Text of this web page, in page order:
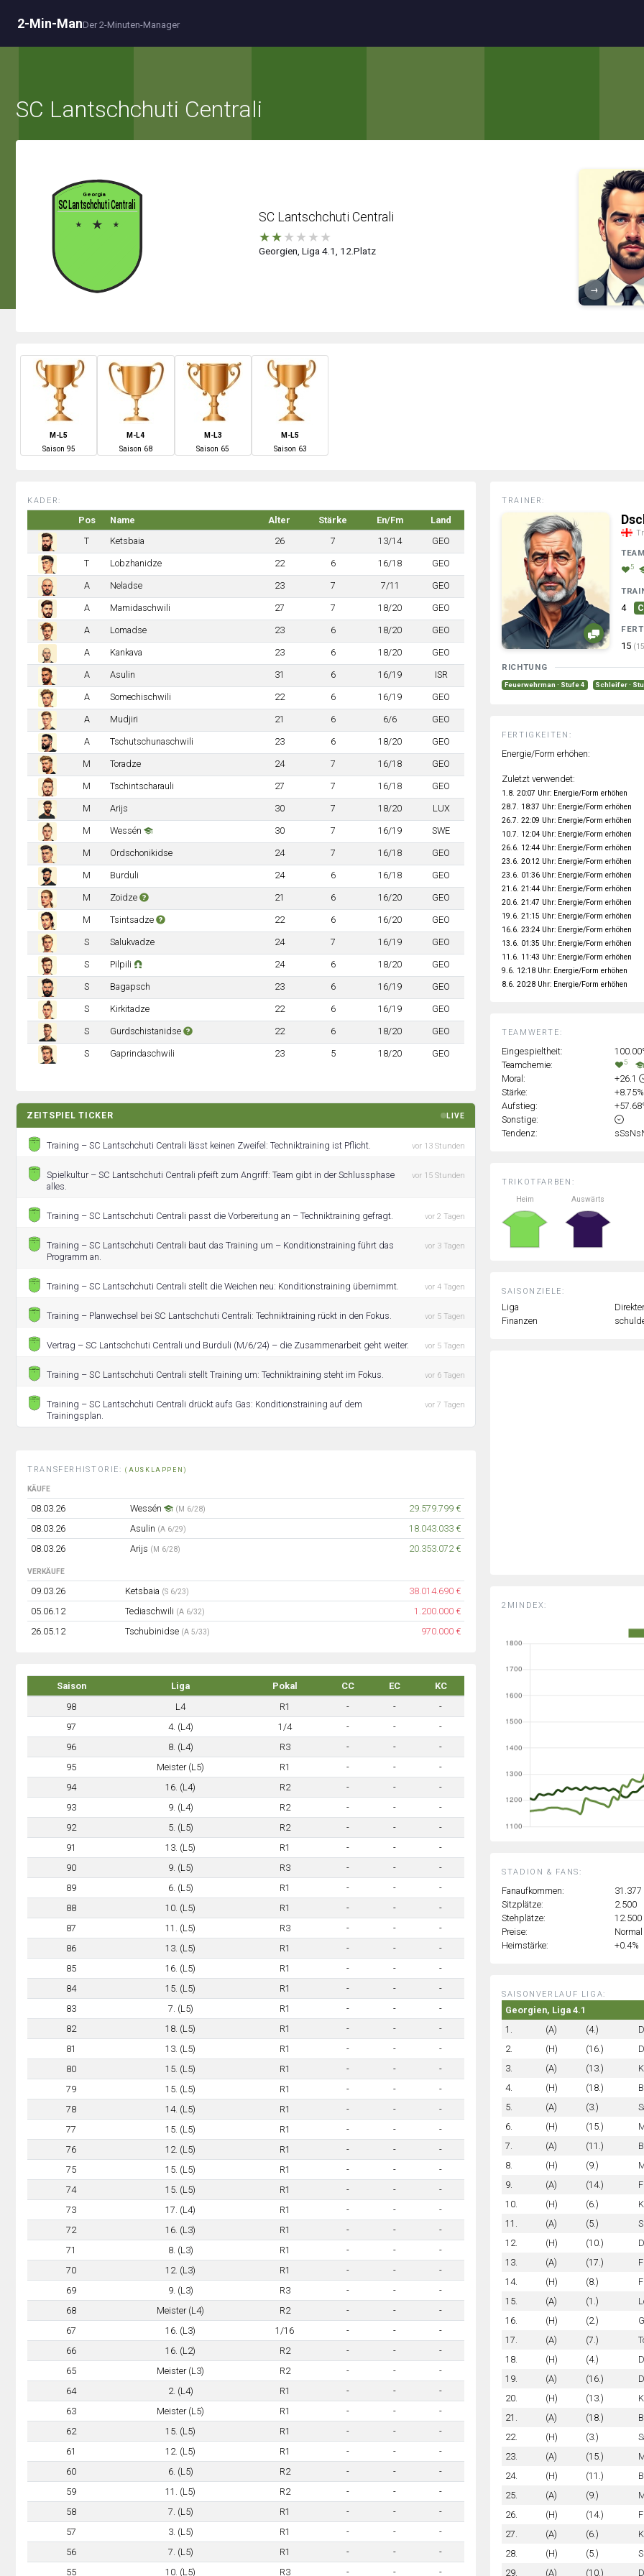
2-Min-ManDer 2-Minuten-Manager
SC Lantschchuti Centrali
SC Lantschchuti Centrali
★★★ ★ ★ ★
Georgien, Liga 4.1, 12.Platz
→
M-L5
Saison 95
M-L4
Saison 68
M-L3
Saison 65
M-L5
Saison 63
KADER:
Pos Name Alter Stärke En/Fm
Land
T
Ketsbaia 26 7 13/14 GEO
T Lobzhanidze 22 6 16/18 GEO
A Neladse 23 7 7/11 GEO
A Mamidaschwili 27 7 18/20 GEO
A Lomadse 23 6 18/20 GEO
A Kankava 23 6 18/20 GEO
A Asulin 31 6 16/19 ISR
A Somechischwili 22 6 16/19 GEO
A Mudjiri 21 6 6/6 GEO
A Tschutschunaschwili 23 6 18/20 GEO
M Toradze 24 7 16/18 GEO
M Tschintscharauli 27 7 16/18 GEO
M Arijs 30 7 18/20 LUX
M Wessén 30 7 16/19 SWE
M Ordschonikidse 24 7 16/18 GEO
M Burduli 24 6 16/18 GEO
M Zoidze 21 6 16/20 GEO
M Tsintsadze 22 6 16/20 GEO
S Salukvadze 24 7 16/19 GEO
S Pilpili 24 6 18/20 GEO
S Bagapsch 23 6 16/19 GEO
S Kirkitadze 22 6 16/19 GEO
S Gurdschistanidse 22 6 18/20 GEO
S Gaprindaschwili 23 5 18/20 GEO
ZEITSPIEL TICKER LIVE
Training – SC Lantschchuti Centrali lässt keinen Zweifel: Techniktraining ist Pflicht. vor 13 Stunden
Spielkultur – SC Lantschchuti Centrali pfeift zum Angriff: Team gibt in der Schlussphase
alles.
vor 15 Stunden
Training – SC Lantschchuti Centrali passt die Vorbereitung an – Techniktraining gefragt. vor 2 Tagen
Training – SC Lantschchuti Centrali baut das Training um – Konditionstraining führt das
Programm an.
vor 3 Tagen
Training – SC Lantschchuti Centrali stellt die Weichen neu: Konditionstraining übernimmt. vor 4 Tagen
Training – Planwechsel bei SC Lantschchuti Centrali: Techniktraining rückt in den Fokus. vor 5 Tagen
Vertrag – SC Lantschchuti Centrali und Burduli (M/6/24) – die Zusammenarbeit geht weiter. vor 5 Tagen
Training – SC Lantschchuti Centrali stellt Training um: Techniktraining steht im Fokus. vor 6 Tagen
Training – SC Lantschchuti Centrali drückt aufs Gas: Konditionstraining auf dem
Trainingsplan.
vor 7 Tagen
TRANSFERHISTORIE:(AUSKLAPPEN)
KÄUFE
08.03.26 Wessén (M 6/28)
29.579.799 €
08.03.26
Asulin (A 6/29)
18.043.033 €
08.03.26
Arijs (M 6/28) 20.353.072 €
VERKÄUFE
09.03.26 Ketsbaia (S 6/23)
38.014.690 €
05.06.12
Tediaschwili (A 6/32)
1.200.000 €
26.05.12
Tschubinidse (A 5/33) 970.000 €
Saison Liga Pokal CC EC
KC
98
L4 R1 - -
-
97
4. (L4) 1/4 - -
-
96
8. (L4) R3 - -
-
95
Meister (L5) R1 - -
-
94
16. (L4) R2 - -
-
93
9. (L4) R2 - -
-
92
5. (L5) R2 - -
-
91
13. (L5) R1 - -
-
90
9. (L5) R3 - -
-
89
6. (L5) R1 - -
-
88
10. (L5) R1 - -
-
87
11. (L5) R3 - -
-
86
13. (L5) R1 - -
-
85
16. (L5) R1 - -
-
84
15. (L5) R1 - -
-
83
7. (L5) R1 - -
-
82
18. (L5) R1 - -
-
81
13. (L5) R1 - -
-
80
15. (L5) R1 - -
-
79
15. (L5) R1 - -
-
78
14. (L5) R1 - -
-
77
15. (L5) R1 - -
-
76
12. (L5) R1 - -
-
75
15. (L5) R1 - -
-
74
15. (L5) R1 - -
-
73
17. (L4) R1 - -
-
72
16. (L3) R1 - -
-
71
8. (L3) R1 - -
-
70
12. (L3) R1 - -
-
69
9. (L3) R3 - -
-
68
Meister (L4) R2 - -
-
67
16. (L3) 1/16 - -
-
66
16. (L2) R2 - -
-
65
Meister (L3) R2 - -
-
64
2. (L4) R1 - -
-
63
Meister (L5) R1 - -
-
62
15. (L5) R1 - -
-
61
12. (L5) R1 - -
-
60
6. (L5) R2 - -
-
59
11. (L5) R2 - -
-
58
7. (L5) R1 - -
-
57
3. (L5) R1 - -
-
56
7. (L5) R1 - -
-
55
10. (L5) R3 - - -
TRIKOTFARBEN:
Heim
Auswärts
SAISONZIELE:
Liga
Finanzen
2MINDEX:
TEAMWERTE:
Eingespieltheit:
Teamchemie:
5
Moral:
+26.1
Stärke:
+8.75%
Aufstieg:
Sonstige:
Tendenz:
TRAINER:
5
4
15
RICHTUNG
Feuerwehrman · Stufe 4 Schleifer ·
FERTIGKEITEN:
Energie/Form erhöhen:
Zuletzt verwendet:
1.8. 20:07 Uhr: Energie/Form erhöhen
28.7. 18:37 Uhr: Energie/Form erhöhen
26.7. 22:09 Uhr: Energie/Form erhöhen
10.7. 12:04 Uhr: Energie/Form erhöhen
26.6. 12:44 Uhr: Energie/Form erhöhen
23.6. 20:12 Uhr: Energie/Form erhöhen
23.6. 01:36 Uhr: Energie/Form erhöhen
21.6. 21:44 Uhr: Energie/Form erhöhen
20.6. 21:47 Uhr: Energie/Form erhöhen
19.6. 21:15 Uhr: Energie/Form erhöhen
16.6. 23:24 Uhr: Energie/Form erhöhen
13.6. 01:35 Uhr: Energie/Form erhöhen
11.6. 11:43 Uhr: Energie/Form erhöhen
9.6. 12:18 Uhr: Energie/Form erhöhen
8.6. 20:28 Uhr: Energie/Form erhöhen
STADION & FANS:
Fanaufkommen:
31.377
Sitzplätze:
2.500
Stehplätze:
12.500
Preise:
Normal
Heimstärke:
+0.4%
SAISONVERLAUF LIGA:
Georgien, Liga 4.1
1.
(A) (4.)
2.
(H) (16.)
3.
(A) (13.)
4.
(H) (18.)
5.
(A) (3.)
6.
(H) (15.)
7.
(A) (11.)
8.
(H) (9.)
9.
(A) (14.)
10.
(H) (6.)
11.
(A) (5.)
12.
(H) (10.)
13.
(A) (17.)
14.
(H) (8.)
15.
(A) (1.)
16.
(H) (2.)
17.
(A) (7.)
18.
(H) (4.)
19.
(A) (16.)
20.
(H) (13.)
21.
(A) (18.)
22.
(H) (3.)
23.
(A) (15.)
24.
(H) (11.)
25.
(A) (9.)
26.
(H) (14.)
27.
(A) (6.)
28.
(H) (5.)
29.
(A) (10.)